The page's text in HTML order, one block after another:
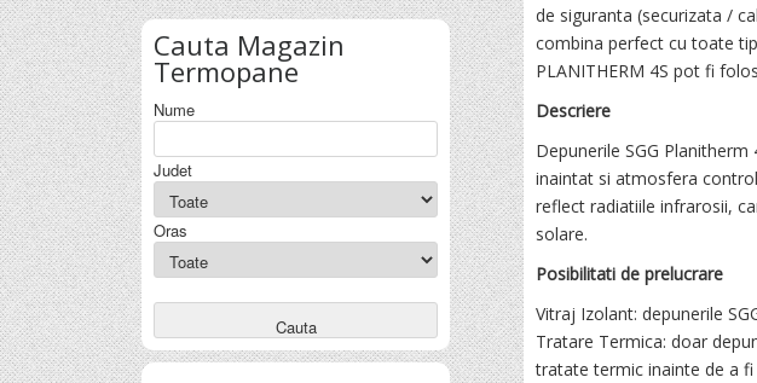
Cauta Magazin
Termopane
Nume
Judet
Oras
de siguranta (securizata /
combina perfect cu toate
PLANITHERM 4S pot fi
Descriere
Depunerile SGG
inaintat si atmosfera
reflect radiatiile infrarosii,
solare.
Posibilitati de prelucrare
Vitraj Izolant: depunerile
Tratare Termica: doar
tratate termic inainte de a